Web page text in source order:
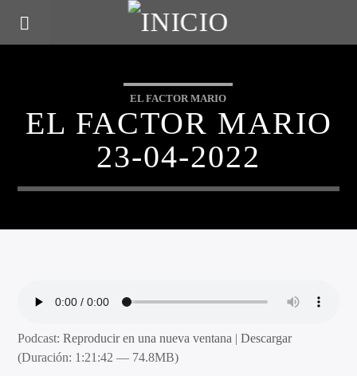
EL FACTOR MARIO
EL FACTOR MARIO
23-04-2022
Podcast:Reproducir en una nueva ventana |Descargar
(Duración: 1:21:42 — 74.8MB)